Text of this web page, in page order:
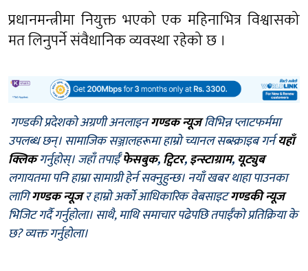
प्रधानमन्त्रीमा नियुक्त भएको एक महिनाभित्र विश्वासको
मत लिनुपर्ने संवैधानिक व्यवस्था रहेको छ ।
गण्डकी प्रदेशको अग्रणी अनलाइनगण्डक न्यूजविभिन्न प्लाटफर्ममा
उपलब्ध छन्। सामाजिक सञ्जालहरूमा हाम्रो च्यानल सब्स्क्राइब गर्नयहाँ
क्लिकगर्नुहोस्। जहाँ तपाईँफेसबुक,ट्विटर,इन्स्टाग्राम, यूट्युब
लगायतमा पनि हाम्रा सामाग्री हेर्न सक्नुहुन्छ। नयाँ खबर थाहा पाउनका
लागिगण्डक न्यूजर हाम्रो अर्को आधिकारिक वेबसाइटगण्डकी न्यूज
भिजिट गर्दै गर्नुहोला। साथै, माथि समाचार पढेपछि तपाईँको प्रतिक्रिया के
छ? व्यक्त गर्नुहोला।